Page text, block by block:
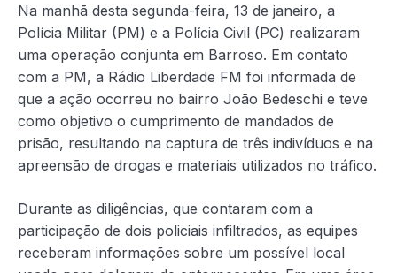
Na manhã desta segunda-feira, 13 de janeiro, a
Polícia Militar (PM) e a Polícia Civil (PC) realizaram
uma operação conjunta em Barroso. Em contato
com a PM, a Rádio Liberdade FM foi informada de
que a ação ocorreu no bairro João Bedeschi e teve
como objetivo o cumprimento de mandados de
prisão, resultando na captura de três indivíduos e na
apreensão de drogas e materiais utilizados no tráfico.
Durante as diligências, que contaram com a
participação de dois policiais infiltrados, as equipes
receberam informações sobre um possível local